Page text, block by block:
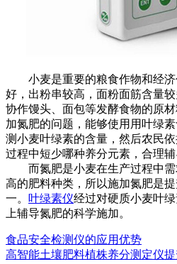
小麦是重要的粮食作物和经济
好，出粉串较高，面粉面筋含量
协作馒头、面包等发酵食物的原
加氮肥的问题，能够使用用叶绿
测小麦叶绿素的含量，然后农民
过程中短少哪种养分元素，合理辅
而氮肥是小麦在生产过程中需
高的肥料种类，所以施加氮肥是
一。 叶绿素仪经过对硬质小麦叶
上辅导氮肥的科学施加。
食品安全检测仪的应用优势
高智能土壤肥料植株养分测定仪